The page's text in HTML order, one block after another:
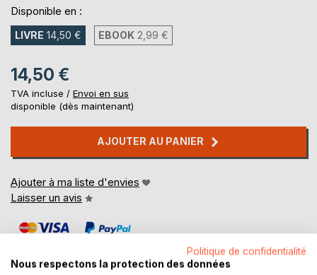
Disponible en :
LIVRE 14,50 € EBOOK 2,99 €
14,50 €
TVA incluse / Envoi en sus
disponible (dès maintenant)
AJOUTER AU PANIER
Ajouter à ma liste d'envies
Laisser un avis
Politique de confidentialité
Nous respectons la protection des données